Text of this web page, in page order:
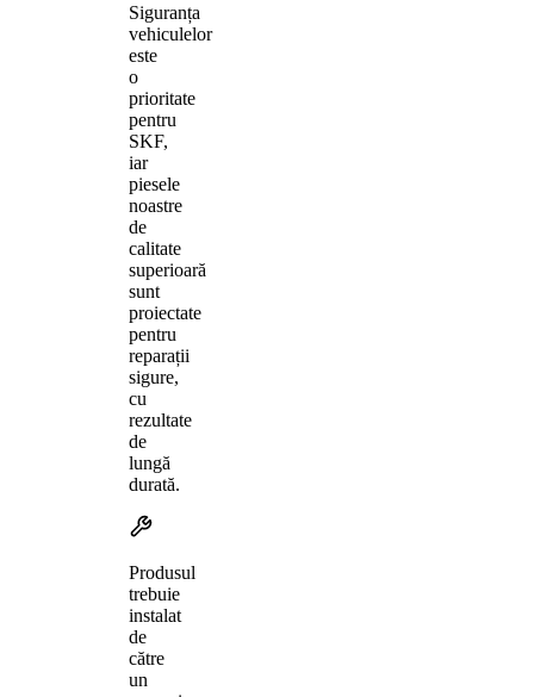
Siguranța
vehiculelor
este
o
prioritate
pentru
SKF,
iar
piesele
noastre
de
calitate
superioară
sunt
proiectate
pentru
reparații
sigure,
cu
rezultate
de
lungă
durată.
Produsul
trebuie
instalat
de
către
un